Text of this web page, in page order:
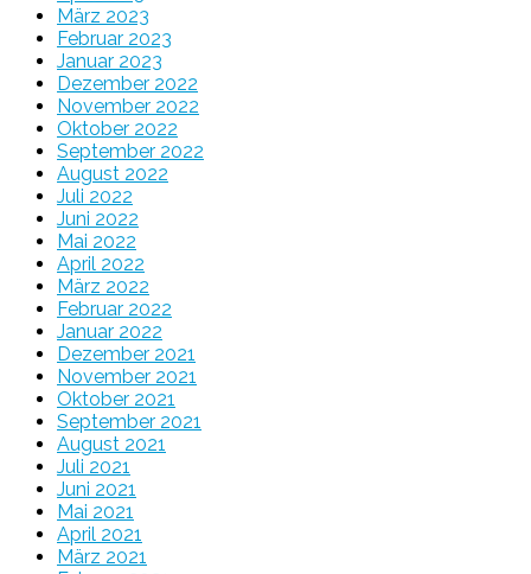
März 2023
Februar 2023
Januar 2023
Dezember 2022
November 2022
Oktober 2022
September 2022
August 2022
Juli 2022
Juni 2022
Mai 2022
April 2022
März 2022
Februar 2022
Januar 2022
Dezember 2021
November 2021
Oktober 2021
September 2021
August 2021
Juli 2021
Juni 2021
Mai 2021
April 2021
März 2021